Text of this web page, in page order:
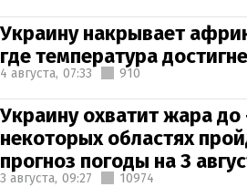
Украину накрывает
где температура
4 августа, 07:33 910
Украину охватит жара до
некоторых областях
прогноз погоды на 3
3 августа, 09:27 10974